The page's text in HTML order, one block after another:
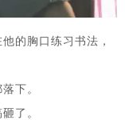
的胸口练习书法，
下。
了。